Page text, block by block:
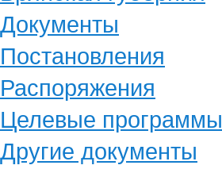
Документы
Постановления
Распоряжения
Целевые программы
Другие документы